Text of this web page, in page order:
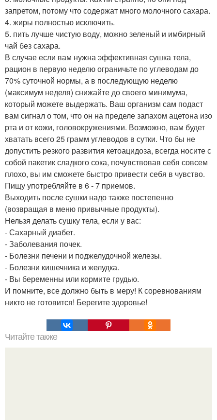
запретом, потому что содержат много молочного сахара.
4. жиры полностью исключить.
5. пить лучше чистую воду, можно зеленый и имбирный
чай без сахара.
В случае если вам нужна эффективная сушка тела,
рацион в первую неделю ограничьте по углеводам до
70% суточной нормы, а в последующую неделю
(максимум неделя) снижайте до своего минимума,
который можете выдержать. Ваш организм сам подаст
вам сигнал о том, что он на пределе запахом ацетона изо
рта и от кожи, головокружениями. Возможно, вам будет
хватать всего 25 грамм углеводов в сутки. Что бы не
допустить резкого развития кетоацидоза, всегда носите с
собой пакетик сладкого сока, почувствовав себя совсем
плохо, вы им сможете быстро привести себя в чувство.
Пищу употребляйте в 6 - 7 приемов.
Выходить после сушки надо также постепенно
(возвращая в меню привычные продукты).
Нельзя делать сушку тела, если у вас:
- Сахарный диабет.
- Заболевания почек.
- Болезни печени и поджелудочной железы.
- Болезни кишечника и желудка.
- Вы беременны или кормите грудью.
И помните, все должно быть в меру! К соревнованиям
никто не готовится! Берегите здоровье!
Читайте также